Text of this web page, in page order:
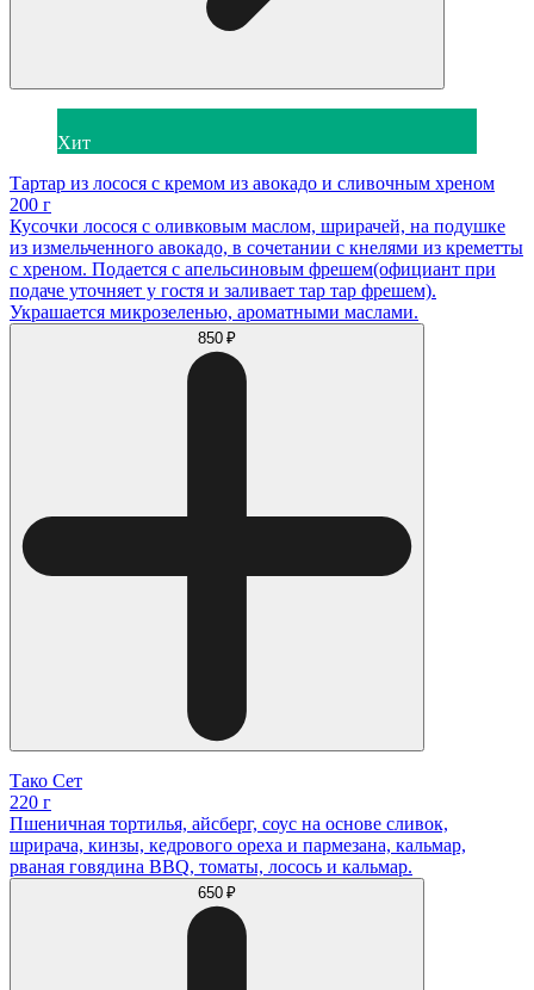
Хит
Тартар из лосося с кремом из авокадо и сливочным хреном
200 г
Кусочки лосося с оливковым маслом, шрирачей, на подушке
из измельченного авокадо, в сочетании с кнелями из креметты
с хреном. Подается с апельсиновым фрешем(официант при
подаче уточняет у гостя и заливает тар тар фрешем).
Украшается микрозеленью, ароматными маслами.
850 ₽
Тако Сет
220 г
Пшеничная тортилья, айсберг, соус на основе сливок,
шрирача, кинзы, кедрового ореха и пармезана, кальмар,
рваная говядина BBQ, томаты, лосось и кальмар.
650 ₽